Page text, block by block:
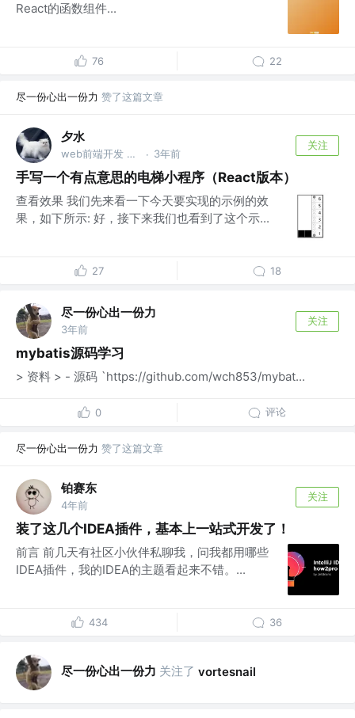
React的函数组件...
76 22
尽一份心出一份力 赞了这篇文章
夕水
web前端开发 @xxx公司 · 3年前
关注
手写一个有点意思的电梯小程序（React版本）
查看效果 我们先来看一下今天要实现的示例的效
果，如下所示: 好，接下来我们也看到了这个示...
27 18
尽一份心出一份力
3年前
关注
mybatis源码学习
> 资料 > - 源码 `https://github.com/wch853/mybat...
0 评论
尽一份心出一份力 赞了这篇文章
铂赛东
4年前
关注
装了这几个IDEA插件，基本上一站式开发了！
前言 前几天有社区小伙伴私聊我，问我都用哪些
IDEA插件，我的IDEA的主题看起来不错。...
434 36
尽一份心出一份力 关注了 vortesnail